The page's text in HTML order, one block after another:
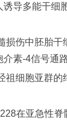
诱导多能干细
伤中胚胎干
素-4信号通路
细胞亚群的
在亚急性脊